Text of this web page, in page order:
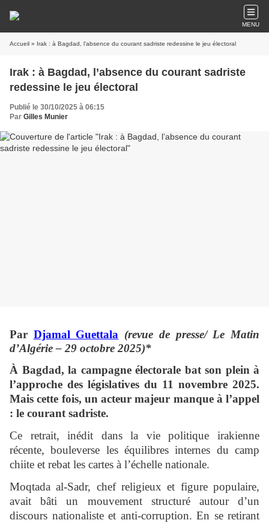
MENU
Accueil » Irak : à Bagdad, l’absence du courant sadriste redessine le jeu électoral
Irak : à Bagdad, l’absence du courant sadriste
redessine le jeu électoral
Publié le 30/10/2025 à 06:15
Par Gilles Munier
Par Djamal Guettala (revue de presse/ Le Matin
d’Algérie – 29 octobre 2025)*
À Bagdad, la campagne électorale bat son plein à
l’approche des législatives du 11 novembre 2025.
Mais cette fois, un acteur majeur manque à l’appel
: le courant sadriste.
Ce retrait, inédit dans la vie politique irakienne
récente, bouleverse les équilibres internes du camp
chiite et rebat les cartes à l’échelle nationale.
Moqtada al-Sadr, chef religieux et figure populaire,
avait bâti un mouvement structuré autour d’un
discours nationaliste et anti-corruption. En se retirant